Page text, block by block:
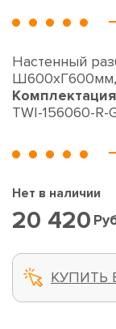
Настенный
Ш600хГ600мм,
TWI-156060-R-
Нет в наличии
20 420
КУПИТЬ